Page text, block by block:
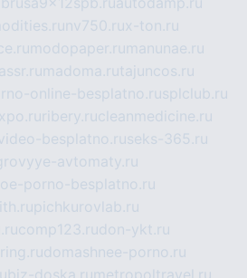
nv750.rux-ton.ru
modopaper.ru manunae.ru
madoma.rutajuncos.ru
online-besplatno.rusplclub.ru
ribery.rucleanmedicine.ru
besplatno.ruseks-365.ru
avtomaty.ru
porno-besplatno.ru
pichkurovlab.ru
comp123.rudon-ykt.ru
domashnee-porno.ru